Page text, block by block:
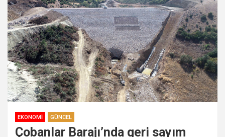
EKONOMI GÜNCEL
Çobanlar Barajı’nda geri sayım